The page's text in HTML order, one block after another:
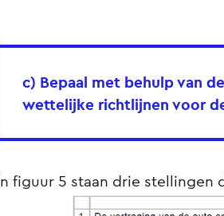
c) Bepaal met behulp van
wettelijke richtlijnen voor
In figuur 5 staan drie stellingen